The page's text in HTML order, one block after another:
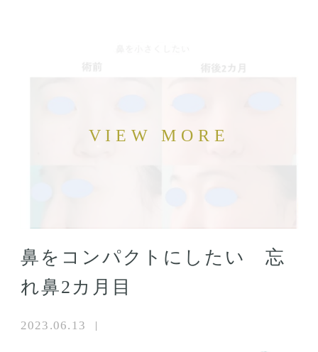
鼻をコンパクトにしたい 忘
れ鼻2カ月目
2023.06.13